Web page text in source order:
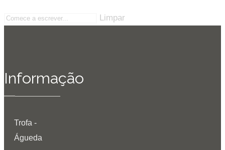
Limpar
Informação
Trofa -
Águeda